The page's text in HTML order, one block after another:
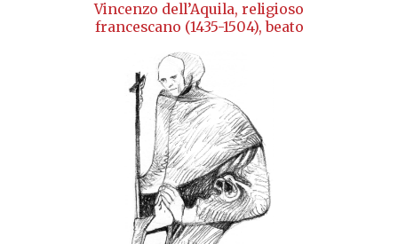
Vincenzo dell’Aquila, religioso
francescano (1435-1504), beato